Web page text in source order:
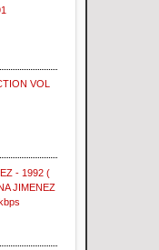
VOL
- 1992 (
JIMENEZ